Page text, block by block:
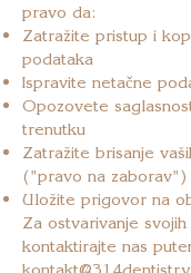
pravo da:
Zatražite pristup i
podataka
Ispravite netačne
Opozovete
trenutku
Zatražite brisanje
("pravo na zaborav")
Uložite prigovor na
Za ostvarivanje
kontaktirajte nas